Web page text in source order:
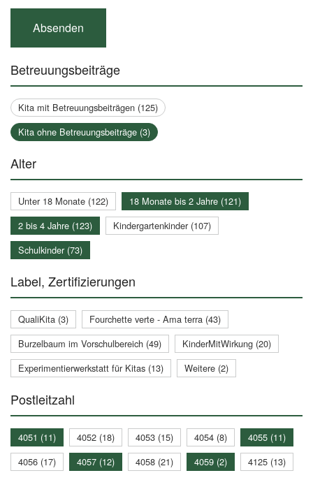
Betreuungsbeiträge
Kita mit Betreuungsbeiträgen (125)
Kita ohne Betreuungsbeiträge (3)
Alter
Unter 18 Monate (122)
18 Monate bis 2 Jahre (121)
2 bis 4 Jahre (123)
Kindergartenkinder (107)
Schulkinder (73)
Label, Zertifizierungen
QualiKita (3)
Fourchette verte - Ama terra (43)
Burzelbaum im Vorschulbereich (49)
KinderMitWirkung (20)
Experimentierwerkstatt für Kitas (13)
Weitere (2)
Postleitzahl
4051 (11) 4052 (18) 4053 (15) 4054 (8)
4055 (11)
4056 (17)
4057 (12) 4058 (21) 4059 (2) 4125 (13)